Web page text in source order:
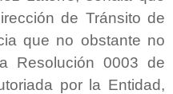
de Tránsito de
que no obstante no
Resolución 0003 de
por la Entidad,